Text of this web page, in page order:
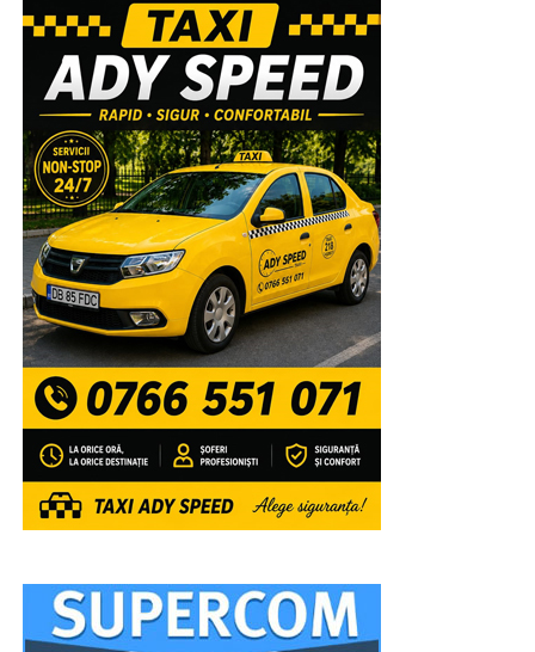
Urmărește Incomod Media și pe Google News
RECLAMA